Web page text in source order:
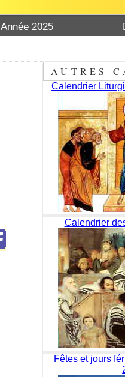
Année 2025
AUTRES
Calendrier
Calendrier
Fêtes et jours